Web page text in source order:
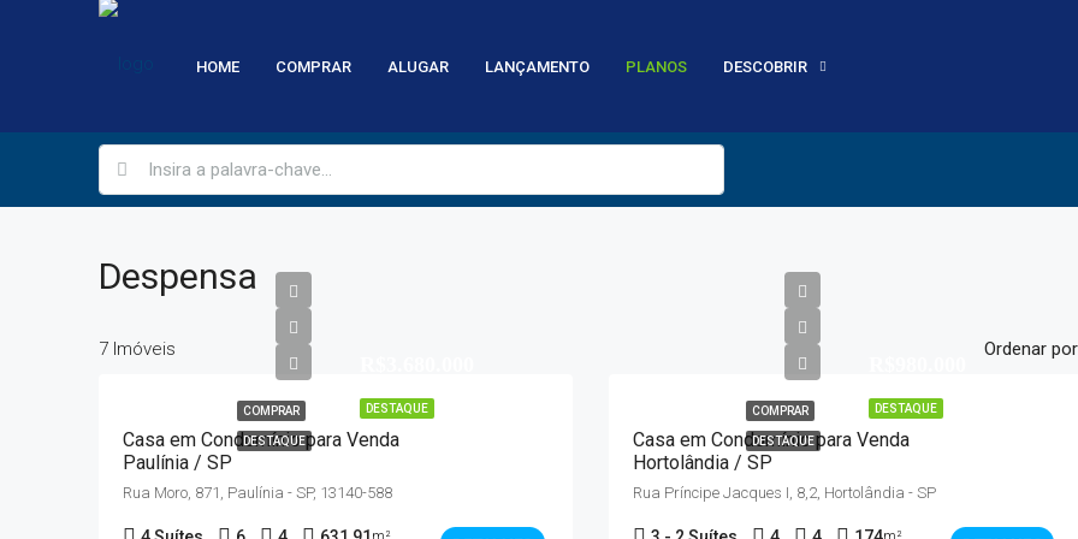
HOME COMPRAR ALUGAR LANÇAMENTO PLANOS DESCOBRIR
Despensa
7 Imóveis Ordenar
DESTAQUE
COMPRAR
DESTAQUE
Casa em Condomínio para Venda
Paulínia / SP
Rua Moro, 871, Paulínia - SP, 13140-588
DESTAQUE
COMPRAR
DESTAQUE
Casa em Condomínio para Venda
Hortolândia / SP
Rua Príncipe Jacques I, 8,2, Hortolândia - SP